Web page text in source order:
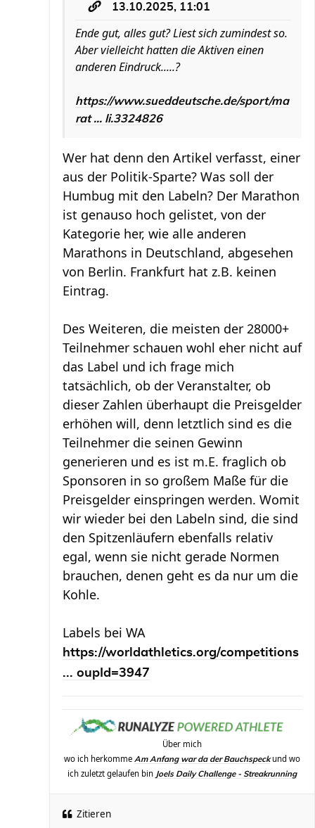
13.10.2025, 11:01
Ende gut, alles gut? Liest sich zumindest so.
Aber vielleicht hatten die Aktiven einen
anderen Eindruck.....?
https://www.sueddeutsche.de/sport/ma
rat ... li.3324826
Wer hat denn den Artikel verfasst, einer
aus der Politik-Sparte? Was soll der
Humbug mit den Labeln? Der Marathon
ist genauso hoch gelistet, von der
Kategorie her, wie alle anderen
Marathons in Deutschland, abgesehen
von Berlin. Frankfurt hat z.B. keinen
Eintrag.
Des Weiteren, die meisten der 28000+
Teilnehmer schauen wohl eher nicht auf
das Label und ich frage mich
tatsächlich, ob der Veranstalter, ob
dieser Zahlen überhaupt die Preisgelder
erhöhen will, denn letztlich sind es die
Teilnehmer die seinen Gewinn
generieren und es ist m.E. fraglich ob
Sponsoren in so großem Maße für die
Preisgelder einspringen werden. Womit
wir wieder bei den Labeln sind, die sind
den Spitzenläufern ebenfalls relativ
egal, wenn sie nicht gerade Normen
brauchen, denen geht es da nur um die
Kohle.
Labels bei WA
https://worldathletics.org/competitions
... oupId=3947
Über mich
wo ich herkomme Am Anfang war da der Bauchspeckund wo
ich zuletzt gelaufen bin Joels Daily Challenge - Streakrunning
Zitieren